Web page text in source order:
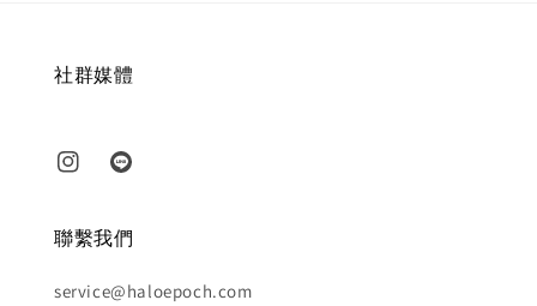
社群媒體
聯繫我們
service@haloepoch.com